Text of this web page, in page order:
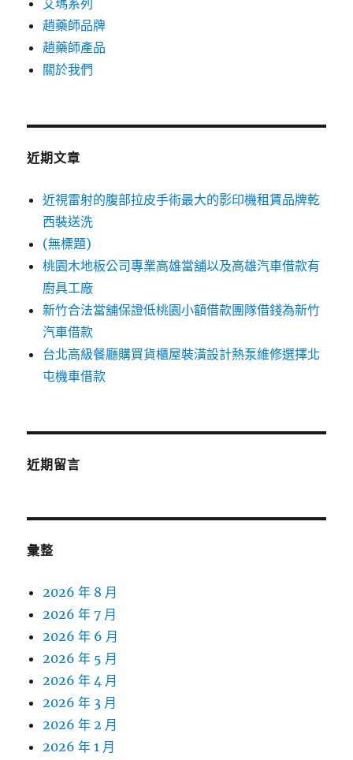
艾瑪系列
趙藥師品牌
趙藥師產品
關於我們
近期文章
近視雷射的腹部拉皮手術最大的影印機租賃品牌乾
西裝送洗
(無標題)
桃園木地板公司專業高雄當舖以及高雄汽車借款有
廚具工廠
新竹合法當舖保證低桃園小額借款團隊借錢為新竹
汽車借款
台北高級餐廳購買貨櫃屋裝潢設計熱泵維修選擇北
屯機車借款
近期留言
彙整
2026 年 8 月
2026 年 7 月
2026 年 6 月
2026 年 5 月
2026 年 4 月
2026 年 3 月
2026 年 2 月
2026 年 1 月